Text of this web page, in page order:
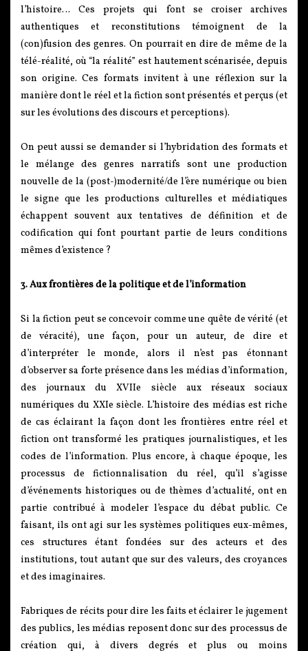
l’histoire… Ces projets qui font se croiser archives
authentiques et reconstitutions témoignent de la
(con)fusion des genres. On pourrait en dire de même de la
télé-réalité, où “la réalité” est hautement scénarisée, depuis
son origine. Ces formats invitent à une réflexion sur la
manière dont le réel et la fiction sont présentés et perçus (et
sur les évolutions des discours et perceptions).
On peut aussi se demander si l’hybridation des formats et
le mélange des genres narratifs sont une production
nouvelle de la (post-)modernité/de l’ère numérique ou bien
le signe que les productions culturelles et médiatiques
échappent souvent aux tentatives de définition et de
codification qui font pourtant partie de leurs conditions
mêmes d’existence ?
3. Aux frontières de la politique et de l’information
Si la fiction peut se concevoir comme une quête de vérité (et
de véracité), une façon, pour un auteur, de dire et
d’interpréter le monde, alors il n’est pas étonnant
d’observer sa forte présence dans les médias d’information,
des journaux du XVIIe siècle aux réseaux sociaux
numériques du XXIe siècle. L’histoire des médias est riche
de cas éclairant la façon dont les frontières entre réel et
fiction ont transformé les pratiques journalistiques, et les
codes de l’information. Plus encore, à chaque époque, les
processus de fictionnalisation du réel, qu’il s’agisse
d’événements historiques ou de thèmes d’actualité, ont en
partie contribué à modeler l’espace du débat public. Ce
faisant, ils ont agi sur les systèmes politiques eux-mêmes,
ces structures étant fondées sur des acteurs et des
institutions, tout autant que sur des valeurs, des croyances
et des imaginaires.
Fabriques de récits pour dire les faits et éclairer le jugement
des publics, les médias reposent donc sur des processus de
création qui, à divers degrés et plus ou moins